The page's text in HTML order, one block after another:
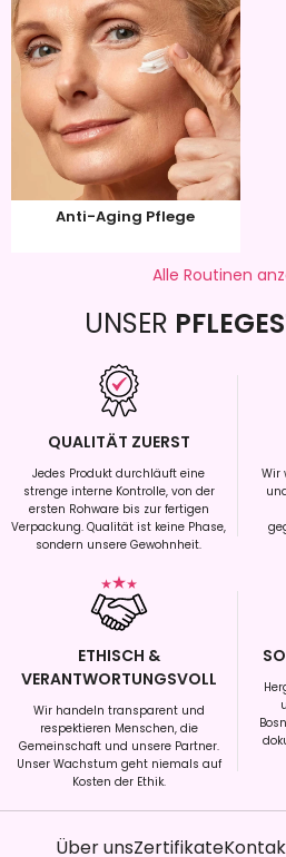
Anti-Aging Pflege
Alle Routinen
UNSER
QUALITÄT ZUERST
Jedes Produkt durchläuft eine
strenge interne Kontrolle, von der
ersten Rohware bis zur fertigen
Verpackung. Qualität ist keine Phase,
sondern unsere Gewohnheit.
Wir
ETHISCH &
VERANTWORTUNGSVOLL
Wir handeln transparent und
respektieren Menschen, die
Gemeinschaft und unsere Partner.
Unser Wachstum geht niemals auf
Kosten der Ethik.
Über unsZertifikate